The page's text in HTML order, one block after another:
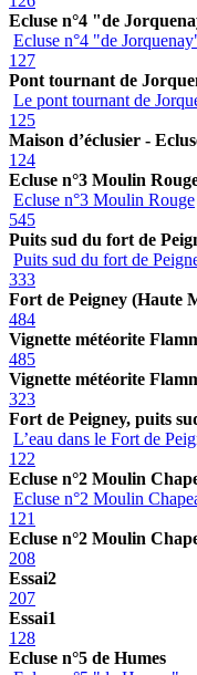
Ecluse n°4 "de
Ecluse n°4 "de
127
Pont tournant de
Le pont tournant de
125
Maison d’éclusier -
124
Ecluse n°3 Moulin
Ecluse n°3 Moulin Rouge
545
Puits sud du fort de
Puits sud du fort de
333
Fort de Peigney (Haute
484
Vignette météorite
485
Vignette météorite
323
Fort de Peigney, puits
L’eau dans le Fort de
122
Ecluse n°2 Moulin
Ecluse n°2 Moulin
121
Ecluse n°2 Moulin
208
Essai2
207
Essai1
128
Ecluse n°5 de Humes